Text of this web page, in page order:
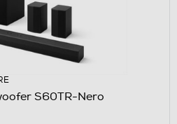
S60TR-Nero